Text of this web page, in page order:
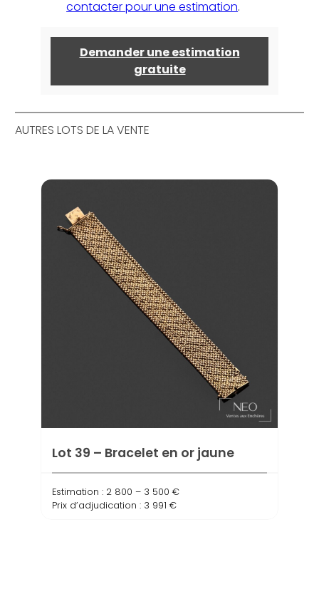
contacter pour une estimation.
Demander une estimation
gratuite
AUTRES LOTS DE LA VENTE
Lot 39 – Bracelet en or jaune
Estimation : 2 800 – 3 500 €
Prix d’adjudication : 3 991 €